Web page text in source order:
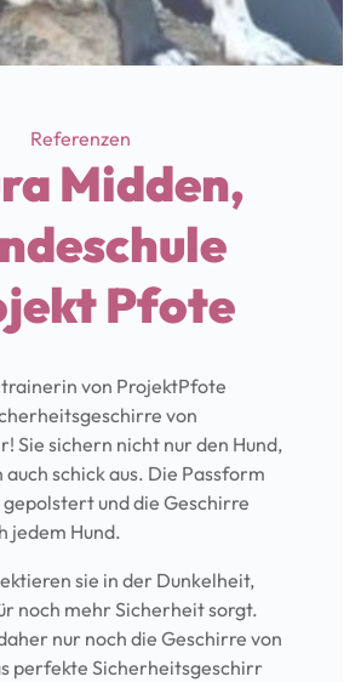
Categories
Referenzen
Midden,
Pfote
von ProjektPfote
von
Sie sichern nicht nur den Hund,
schick aus. Die Passform
gepolstert und die Geschirre
jedem Hund.
sie in der Dunkelheit,
noch mehr Sicherheit sorgt.
nur noch die Geschirre von
perfekte Sicherheitsgeschirr